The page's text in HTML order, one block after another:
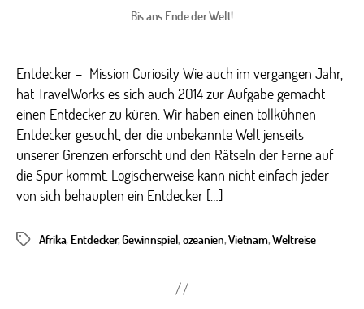
Bis ans Ende der Welt!
Entdecker – Mission Curiosity Wie auch im vergangen Jahr,
hat TravelWorks es sich auch 2014 zur Aufgabe gemacht
einen Entdecker zu küren. Wir haben einen tollkühnen
Entdecker gesucht, der die unbekannte Welt jenseits
unserer Grenzen erforscht und den Rätseln der Ferne auf
die Spur kommt. Logischerweise kann nicht einfach jeder
von sich behaupten ein Entdecker […]
Schlagwörter
Afrika, Entdecker,Gewinnspiel, ozeanien,Vietnam,Weltreise